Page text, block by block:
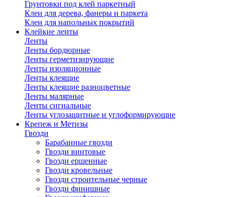
Грунтовки под клей паркетный
Клеи для дерева, фанеры и паркета
Клеи для напольных покрытий
Клейкие ленты
Ленты
Ленты бордюрные
Ленты герметизирующие
Ленты изоляционные
Ленты клеящие
Ленты клеящие разноцветные
Ленты малярные
Ленты сигнальные
Ленты углозащитные и углоформирующие
Крепеж и Метизы
Гвозди
Барабанные гвозди
Гвозди винтовые
Гвозди ершенные
Гвозди кровельные
Гвозди строительные черные
Гвозди финишные